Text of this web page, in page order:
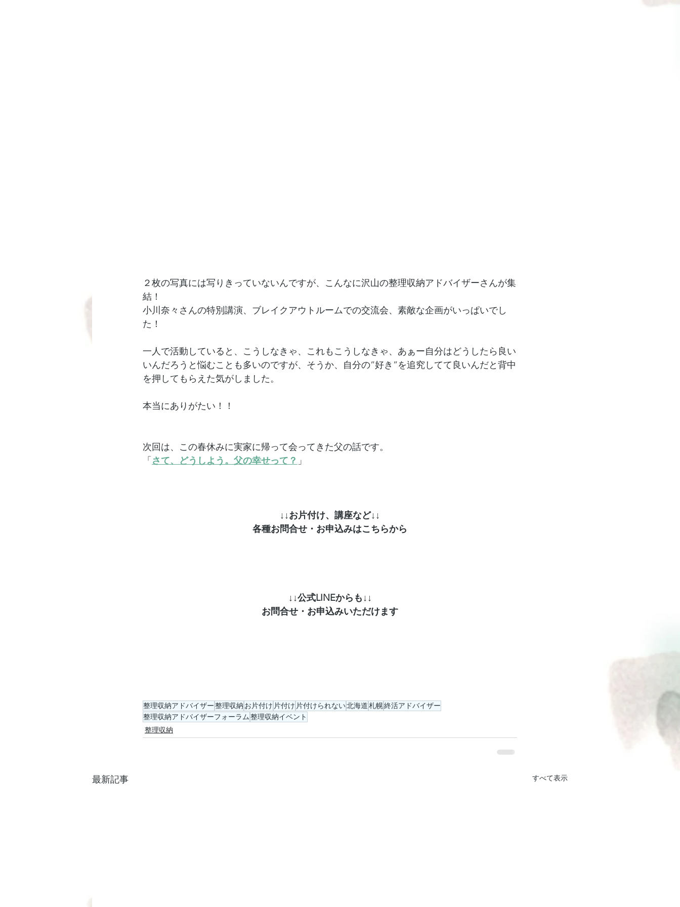
２枚の写真には写りきっていないんですが、こんなに沢山の整理収納アドバイザーさんが集
結！
小川奈々さんの特別講演、ブレイクアウトルームでの交流会、素敵な企画がいっぱいでし
た！
一人で活動していると、こうしなきゃ、これもこうしなきゃ、あぁー自分はどうしたら良い
いんだろうと悩むことも多いのですが、そうか、自分の”好き”を追究してて良いんだと背中
を押してもらえた気がしました。
本当にありがたい！！
次回は、この春休みに実家に帰って会ってきた父の話です。
「 さて、どうしよう。父の幸せって？ 」
↓↓お片付け、講座など↓↓
各種お問合せ・お申込みはこちらから
↓↓公式LINEからも↓↓
お問合せ・お申込みいただけます
整理収納アドバイザー整理収納 お片付け 片付け 片付けられない北海道札幌終活アドバイザー
整理収納アドバイザーフォーラム整理収納イベント
整理収納
最新記事 すべて表示